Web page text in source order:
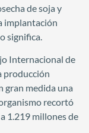
de soja y
implantación
significa.
Internacional de
producción
gran medida una
recortó
1.219 millones de